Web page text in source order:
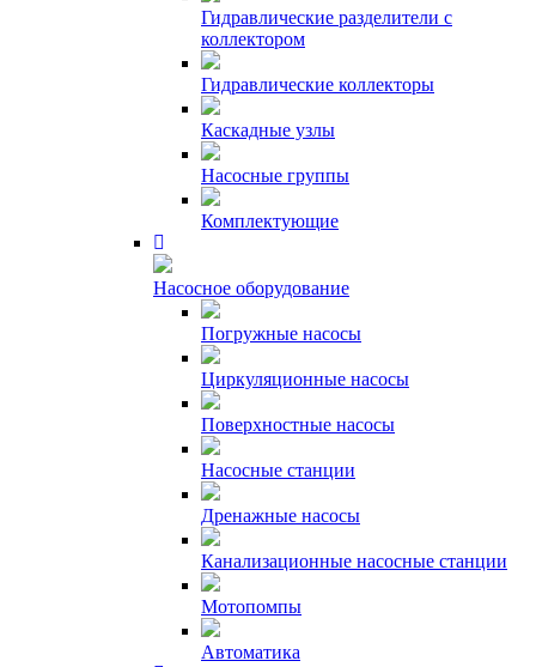
Гидравлические разделители с
коллектором
Гидравлические коллекторы
Каскадные узлы
Насосные группы
Комплектующие
Насосное оборудование
Погружные насосы
Циркуляционные насосы
Поверхностные насосы
Насосные станции
Дренажные насосы
Канализационные насосные станции
Мотопомпы
Автоматика